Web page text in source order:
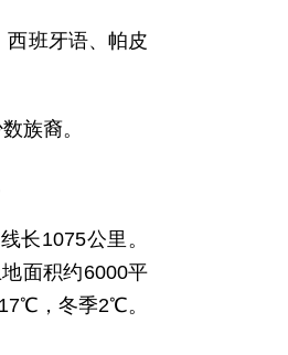
西班牙语、帕皮
族裔。
长1075公里。
面积约6000平
，冬季2℃。